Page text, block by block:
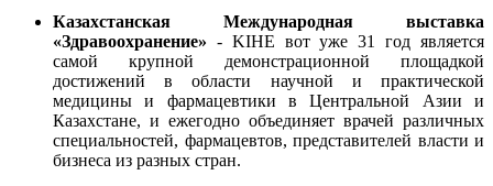
Казахстанская Международная выставка
«Здравоохранение» - KIHE вот уже 31 год является
самой крупной демонстрационной площадкой
достижений в области научной и практической
медицины и фармацевтики в Центральной Азии и
Казахстане, и ежегодно объединяет врачей различных
специальностей, фармацевтов, представителей власти и
бизнеса из разных стран.